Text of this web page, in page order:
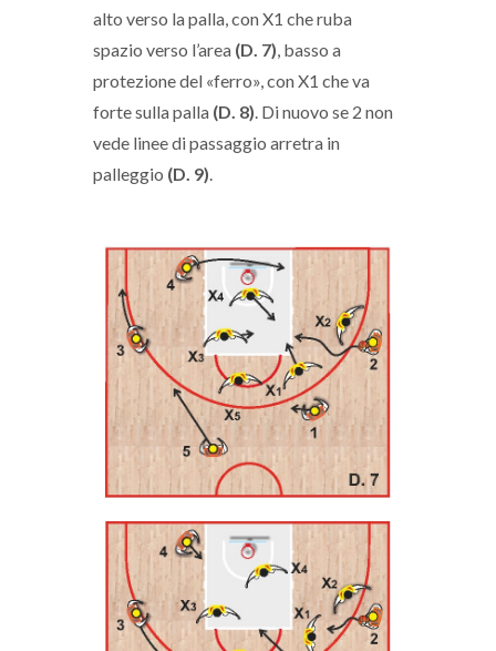
alto verso la palla, con X1 che ruba
spazio verso l’area (D. 7), basso a
protezione del «ferro», con X1 che va
forte sulla palla (D. 8). Di nuovo se 2 non
vede linee di passaggio arretra in
palleggio (D. 9).